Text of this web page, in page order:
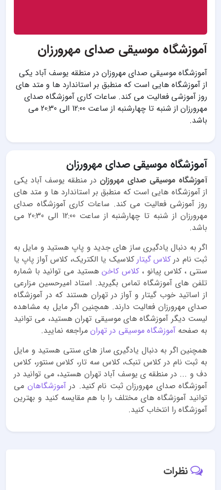
آموزشگاه موسیقی صدای مهرورزان
آموزشگاه موسیقی صدای مهروزان در منطقه یوسف آباد یکی
از آموزشگاه هایی است که منطبق بر استاندارد ها و متد های
روز آموزشی فعالیت می کند. ساعات کاری آموزشگاه صدای
مهرورزان از شنبه تا چهارشنبه از ساعت 12:00 الی 20:30 می
باشد.
آموزشگاه موسیقی صدای مهرورزان
آموزشگاه موسیقی صدای مهروزان در منطقه یوسف آباد یکی
از آموزشگاه هایی است که منطبق بر استاندارد ها و متد های
روز آموزشی فعالیت می کند. ساعات کاری آموزشگاه صدای
مهرورزان از شنبه تا چهارشنبه از ساعت 12:00 الی 20:30 می
باشد.
اگر به دنبال یادگیری ساز های جدید و پاپ هستید و مایل به
ثبت نام در کلاس گیتار کلاسیک یا الکتریک، کلاس آواز پاپ یا
سنتی ، کلاس پیانو ،کلاس کاخنهستید می توانید با شماره
تلفن های آموزشگاه تماس بگیرید. استاد امیرحسین مزارعی
از اساتید خوب گیتار و آواز در تهران هستند که در آموزشگاه
صدای مهرورزان فعالیت دارند. همچنین اگر مایل به مشاهده
لیست دیگر آموزشگاه های موسیقی تهران هستید، می توانید
به صفحه آموزشگاه موسیقی در تهران مراجعه نمایید.
همچنین اگر به دنبال یادگیری ساز های سنتی هستید و مایل
به ثبت نام در کلاس تنبک، کلاس سه تار، کلاس سنتور، کلاس
دف و ... در منطقه ی یوسف آباد تهران هستید، می توانید در
آموزشگاه صدای مهرورزان ثبت نام کنید. درآموزشگاهان می
توانید آموزشگاه های مختلف را با هم مقایسه کنید و بهترین
آموزشگاه را انتخاب کنید.
نظرات